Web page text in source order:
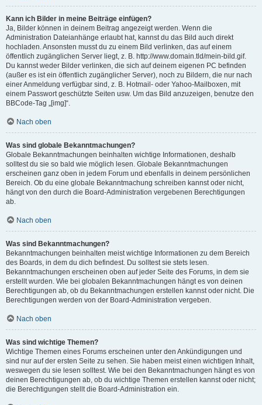
Kann ich Bilder in meine Beiträge einfügen?
Ja, Bilder können in deinem Beitrag angezeigt werden. Wenn die
Administration Dateianhänge erlaubt hat, kannst du das Bild auch direkt
hochladen. Ansonsten musst du zu einem Bild verlinken, das auf einem
öffentlich zugänglichen Server liegt, z. B. http://www.domain.tld/mein-bild.gif.
Du kannst weder Bilder verlinken, die sich auf deinem eigenen PC befinden
(außer es ist ein öffentlich zugänglicher Server), noch zu Bildern, die nur nach
einer Anmeldung verfügbar sind, z. B. Hotmail- oder Yahoo-Mailboxen, mit
einem Passwort geschützte Seiten usw. Um das Bild anzuzeigen, benutze den
BBCode-Tag „[img]“.
Nach oben
Was sind globale Bekanntmachungen?
Globale Bekanntmachungen beinhalten wichtige Informationen, deshalb
solltest du sie so bald wie möglich lesen. Globale Bekanntmachungen
erscheinen ganz oben in jedem Forum und ebenfalls in deinem persönlichen
Bereich. Ob du eine globale Bekanntmachung schreiben kannst oder nicht,
hängt von den durch die Board-Administration vergebenen Berechtigungen
ab.
Nach oben
Was sind Bekanntmachungen?
Bekanntmachungen beinhalten meist wichtige Informationen zu dem Bereich
des Boards, in dem du dich befindest. Du solltest sie stets lesen.
Bekanntmachungen erscheinen oben auf jeder Seite des Forums, in dem sie
erstellt wurden. Wie bei globalen Bekanntmachungen hängt es von deinen
Berechtigungen ab, ob du Bekanntmachungen erstellen kannst oder nicht. Die
Berechtigungen werden von der Board-Administration vergeben.
Nach oben
Was sind wichtige Themen?
Wichtige Themen eines Forums erscheinen unter den Ankündigungen und
sind nur auf der ersten Seite zu sehen. Sie haben meist einen wichtigen Inhalt,
weswegen du sie lesen solltest. Wie bei den Bekanntmachungen hängt es von
deinen Berechtigungen ab, ob du wichtige Themen erstellen kannst oder nicht;
die Berechtigungen stellt die Board-Administration ein.